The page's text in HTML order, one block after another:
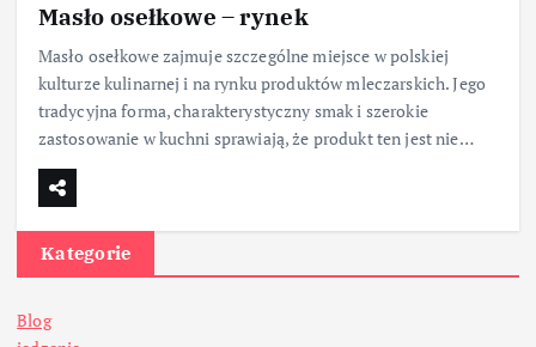
Masło osełkowe – rynek
Masło osełkowe zajmuje szczególne miejsce w polskiej
kulturze kulinarnej i na rynku produktów mleczarskich. Jego
tradycyjna forma, charakterystyczny smak i szerokie
zastosowanie w kuchni sprawiają, że produkt ten jest nie…
Kategorie
Blog